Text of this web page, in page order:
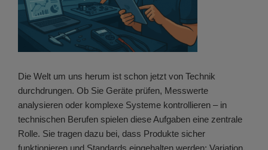
Die Welt um uns herum ist schon jetzt von Technik
durchdrungen. Ob Sie Geräte prüfen, Messwerte
analysieren oder komplexe Systeme kontrollieren – in
technischen Berufen spielen diese Aufgaben eine zentrale
Rolle. Sie tragen dazu bei, dass Produkte sicher
funktionieren und Standards eingehalten werden; Variation,